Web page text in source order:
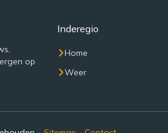
op
Inderegio
Home
Weer